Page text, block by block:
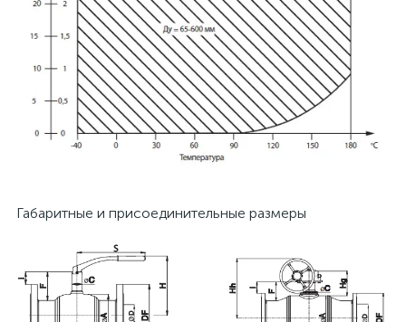
Габаритные и присоединительные размеры